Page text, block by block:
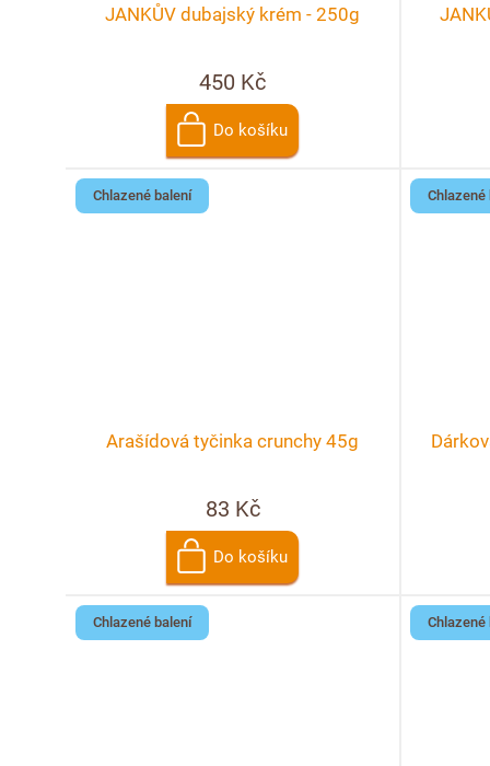
JANKŮV dubajský krém - 250g
450 Kč
Do košíku
Chlazené balení
Arašídová tyčinka crunchy 45g
83 Kč
Do košíku
Chlazené
Chlazené balení Chlazené